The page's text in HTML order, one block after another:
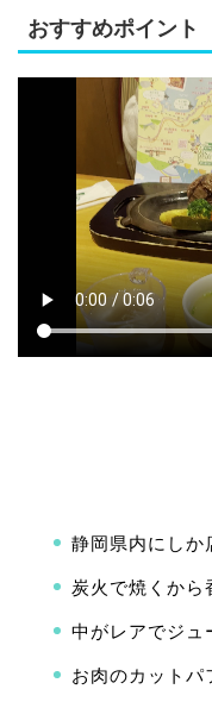
おすすめポイント
静岡県内にしか
炭火で焼くから
中がレアでジュ
お肉のカットパ